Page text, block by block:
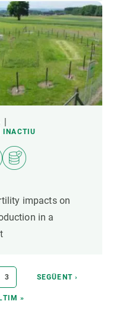
INACTIU
impacts on
in a
PÀGINA
3
PÀGINA
SEGÜENT ›
»